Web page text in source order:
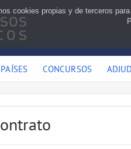
PAÍSES CONCURSOS
cookies propias y de terceros